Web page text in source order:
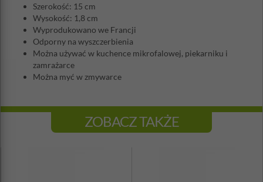
Szerokość: 15 cm
Wysokość: 1,8 cm
Wyprodukowano we Francji
Odporny na wyszczerbienia
Można używać w kuchence mikrofalowej, piekarniku i
zamrażarce
Można myć w zmywarce
ZOBACZ TAKŻE